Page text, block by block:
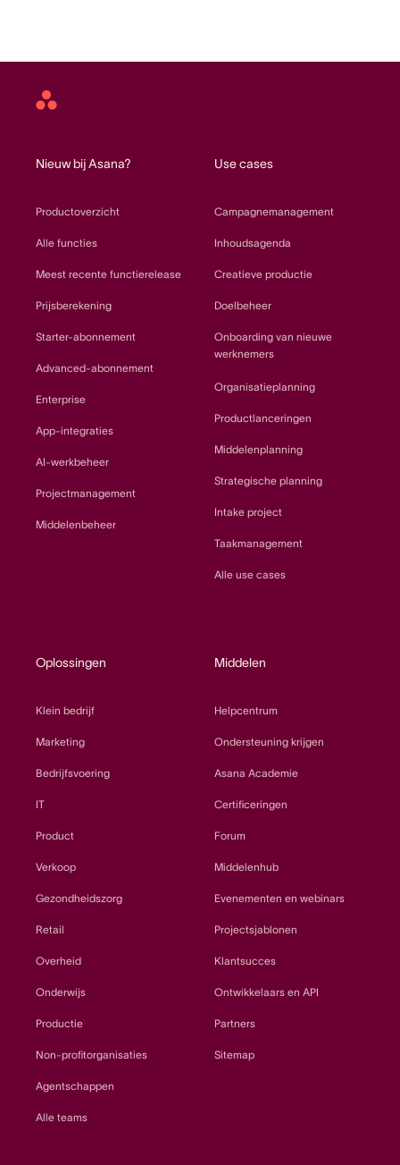
Asana
Nieuw bij Asana?
Productoverzicht
Alle functies
Meest recente functierelease
Prijsberekening
Starter-abonnement
Advanced-abonnement
Enterprise
App-integraties
AI-werkbeheer
Projectmanagement
Middelenbeheer
Use cases
Campagnemanagement
Inhoudsagenda
Creatieve productie
Doelbeheer
Onboarding van nieuwe
werknemers
Organisatieplanning
Productlanceringen
Middelenplanning
Strategische planning
Intake project
Taakmanagement
Alle use cases
Oplossingen
Klein bedrijf
Marketing
Bedrijfsvoering
IT
Product
Verkoop
Gezondheidszorg
Retail
Overheid
Onderwijs
Productie
Non-profitorganisaties
Agentschappen
Alle teams
Middelen
Helpcentrum
Ondersteuning krijgen
Asana Academie
Certificeringen
Forum
Middelenhub
Evenementen en webinars
Projectsjablonen
Klantsucces
Ontwikkelaars en API
Partners
Sitemap